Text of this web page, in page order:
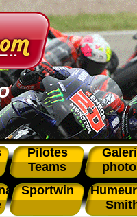
Pilotes
Teams
Sportwin